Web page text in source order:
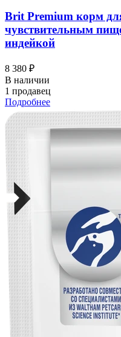
Brit Premium корм
чувствительным
индейкой
8 380 ₽
В наличии
1 продавец
Подробнее